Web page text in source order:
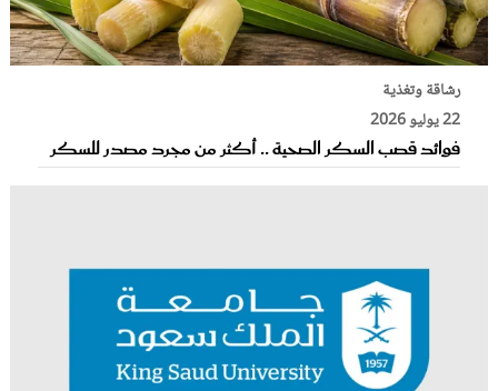
رشاقة وتغذية
22 يوليو 2026
فوائد قصب السكر الصحية .. أكثر من مجرد مصدر للسكر